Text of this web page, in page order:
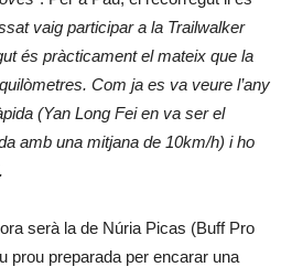
vaig participar a la Trailwalker
és pràcticament el mateix que la
Com ja es va veure l’any
(Yan Long Fei en va ser el
amb una mitjana de 10km/h) i ho
serà la de Núria Picas (Buff Pro
prou preparada per encarar una